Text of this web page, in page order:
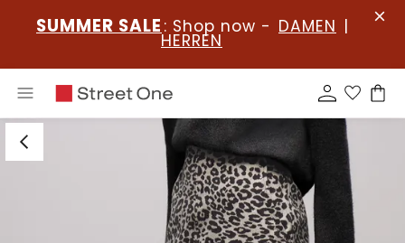
SUMMER SALE : Shop now - DAMEN |
HERREN